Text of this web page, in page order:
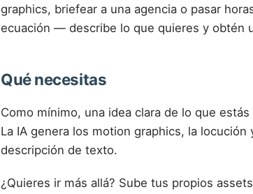
graphics, briefear a una agencia o pasar
ecuación — describe lo que quieres y obtén
Qué necesitas
Como mínimo, una idea clara de lo que
La IA genera los motion graphics, la
descripción de texto.
¿Quieres ir más allá? Sube tus propios